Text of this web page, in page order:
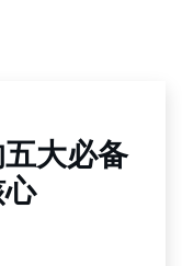
大必备